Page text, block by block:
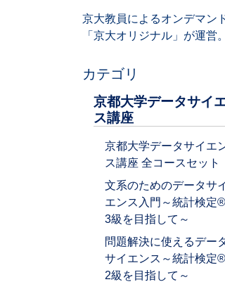
京大教員によるオンデマン
「京大オリジナル」が運営。
カテゴリ
京都大学データサイ
ス講座
京都大学データサイエ
ス講座 全コースセット
文系のためのデータサ
エンス入門～統計検定®
3級を目指して～
問題解決に使えるデー
サイエンス～統計検定®
2級を目指して～